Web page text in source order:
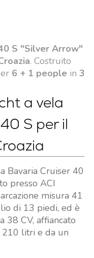
S "Silver Arrow"
. Costruito
6 + 1 people in 3
a vela
S per il
Bavaria Cruiser 40
presso ACI
misura 41
di 13 piedi, ed è
38 CV, affiancato
210 litri e da un